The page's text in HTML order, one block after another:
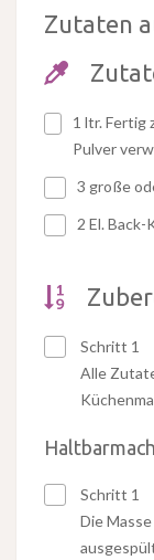
Zutaten
1 ltr. Fertig
Pulver
3 große
2 El. Back-
Schritt 1
Alle
Schritt 1
Die